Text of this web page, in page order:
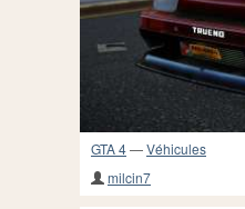
GTA 4—Véhicules
milcin7